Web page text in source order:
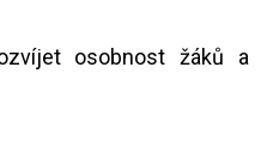
osobnost žáků a